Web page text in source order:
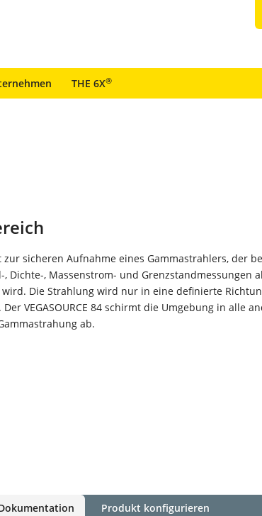
THE 6X®
zur sicheren Aufnahme eines Gammastrahlers, der
Dichte-, Massenstrom- und Grenzstandmessungen
Die Strahlung wird nur in eine definierte
VEGASOURCE 84 schirmt die Umgebung in alle
ab.
Produkt konfigurieren